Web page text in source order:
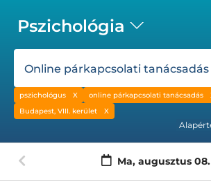
Pszichológia
Online párkapcsolati tanácsadás
pszichológus
online párkapcsolati tanácsadás
Budapest, VIII. kerület
Ma, augusztus 08.